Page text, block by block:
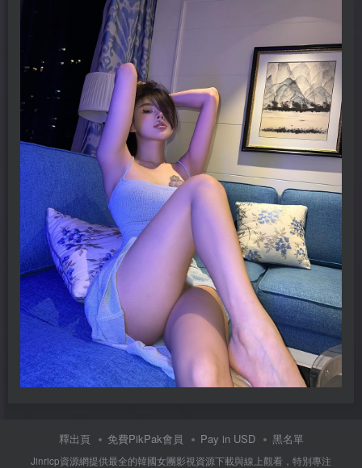
釋出頁 免費PikPak會員 Pay in USD 黑名單
Jinricp資源網提供最全的韓國女團影視資源下載與線上觀看，特別專注